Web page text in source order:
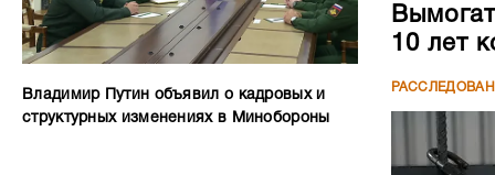
Владимир Путин объявил о кадровых и
структурных изменениях в Минобороны
10 лет